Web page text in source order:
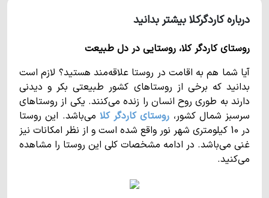
درباره کاردگرکلا بیشتر بدانید
روستای کاردگر کلا، روستایی در دل طبیعت
آیا شما هم به اقامت در روستا علاقه‌مند هستید؟ لازم است
بدانید که برخی از روستاهای کشور طبیعتی بکر و دیدنی
دارند به طوری روح انسان را زنده می‌کنند. یکی از روستاهای
سرسبز شمال کشور، روستای کاردگر کلا می‌باشد. این روستا
در 10 کیلومتری شهر نور واقع شده است و از نظر امکانات نیز
غنی می‌باشد. در ادامه مشخصات کلی این روستا را مشاهده
می‌کنید.